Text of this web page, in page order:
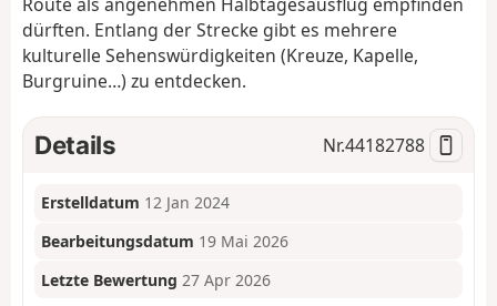
i
dürften. Entlang der Strecke gibt es mehrere
kulturelle Sehenswürdigkeiten (Kreuze, Kapelle,
Burgruine…) zu entdecken.
Details Nr.44182788
Erstelldatum 12 Jan 2024
Bearbeitungsdatum 19 Mai 2026
Letzte Bewertung 27 Apr 2026